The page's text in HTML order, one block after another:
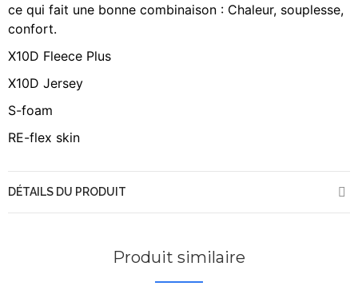
ce qui fait une bonne combinaison : Chaleur, souplesse,
confort.
X10D Fleece Plus
X10D Jersey
S-foam
RE-flex skin
DÉTAILS DU PRODUIT
Produit similaire